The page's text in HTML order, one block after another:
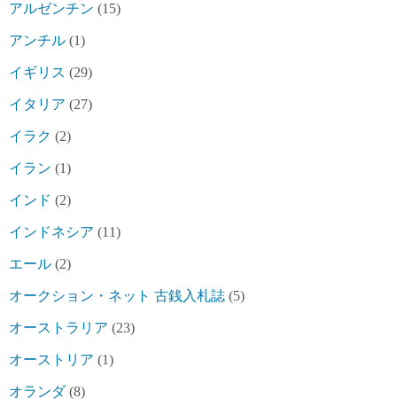
アルゼンチン (15)
アンチル (1)
イギリス (29)
イタリア (27)
イラク (2)
イラン (1)
インド (2)
インドネシア (11)
エール (2)
オークション・ネット 古銭入札誌 (5)
オーストラリア (23)
オーストリア (1)
オランダ(8)